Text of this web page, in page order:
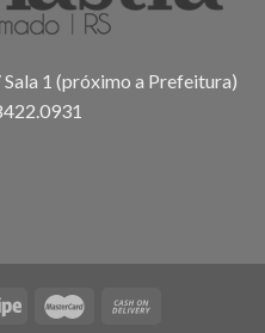
1 (próximo a Prefeitura)